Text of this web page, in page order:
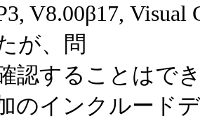
V8.00β17,
が、問
認することはで
加のインクルード